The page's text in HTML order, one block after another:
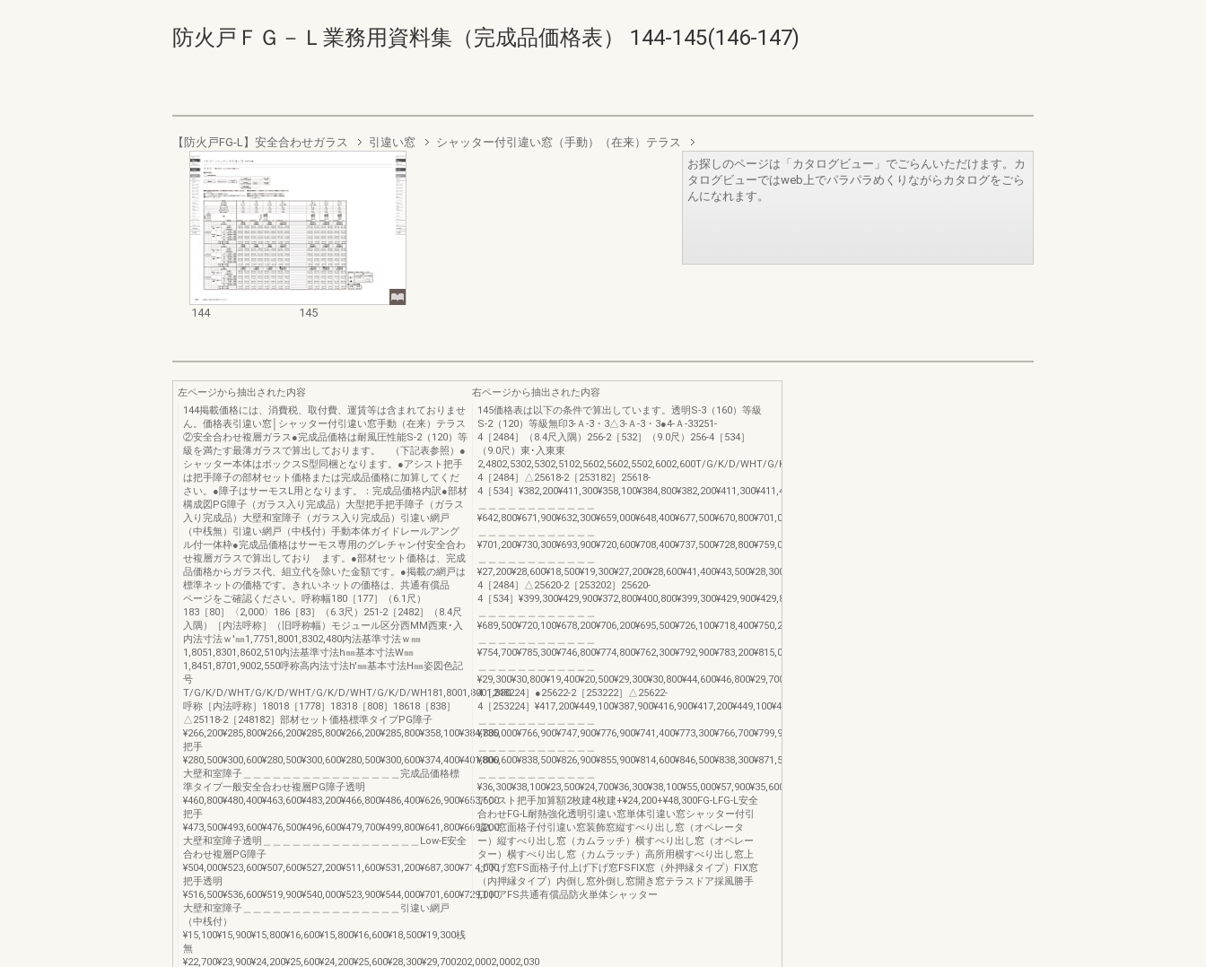
防火戸ＦＧ－Ｌ業務用資料集（完成品価格表） 144-145(146-147)
【防火戸FG-L】安全合わせガラス 引違い窓 シャッター付引違い窓（手動）（在来）テラス
144 145
お探しのページは「カタログビュー」でごらんいただけます。カ
タログビューではweb上でパラパラめくりながらカタログをごら
んになれます。
左ページから抽出された内容
144掲載価格には、消費税、取付費、運賃等は含まれておりませ
ん。価格表引違い窓│シャッター付引違い窓手動（在来）テラス
②安全合わせ複層ガラス●完成品価格は耐風圧性能S-2（120）等
級を満たす最薄ガラスで算出しております。 （下記表参照）●
シャッター本体はボックスS型同梱となります。●アシスト把手
は把手障子の部材セット価格または完成品価格に加算してくだ
さい。●障子はサーモスL用となります。：完成品価格内訳●部材
構成図PG障子（ガラス入り完成品）大型把手把手障子（ガラス
入り完成品）大壁和室障子（ガラス入り完成品）引違い網戸
（中桟無）引違い網戸（中桟付）手動本体ガイドレールアング
ル付一体枠●完成品価格はサーモス専用のグレチャン付安全合わ
せ複層ガラスで算出しており ます。●部材セット価格は、完成
品価格からガラス代、組立代を除いた金額です。●掲載の網戸は
標準ネットの価格です。きれいネットの価格は、共通有償品
ページをご確認ください。呼称幅180［177］（6.1尺）
183［80］〈2,000〉186［83］（6.3尺）251-2［2482］（8.4尺
入隅）［内法呼称］（旧呼称幅）モジュール区分西MM西東･入
内法寸法ｗ'㎜1,7751,8001,8302,480内法基準寸法ｗ㎜
1,8051,8301,8602,510内法基準寸法h㎜基本寸法W㎜
1,8451,8701,9002,550呼称高内法寸法h'㎜基本寸法H㎜姿図色記
号
T/G/K/D/WHT/G/K/D/WHT/G/K/D/WHT/G/K/D/WH181,8001,8001,830
呼称［内法呼称］18018［1778］18318［808］18618［838］
△25118-2［248182］部材セット価格標準タイプPG障子
¥266,200¥285,800¥266,200¥285,800¥266,200¥285,800¥358,100¥384,800
把手
¥280,500¥300,600¥280,500¥300,600¥280,500¥300,600¥374,400¥401,800
大壁和室障子＿＿＿＿＿＿＿＿＿＿＿＿＿＿＿＿完成品価格標
準タイプ一般安全合わせ複層PG障子透明
¥460,800¥480,400¥463,600¥483,200¥466,800¥486,400¥626,900¥653,600
把手
¥473,500¥493,600¥476,500¥496,600¥479,700¥499,800¥641,800¥669,200
大壁和室障子透明＿＿＿＿＿＿＿＿＿＿＿＿＿＿＿＿Low-E安全
合わせ複層PG障子
¥504,000¥523,600¥507,600¥527,200¥511,600¥531,200¥687,300¥714,000
把手透明
¥516,500¥536,600¥519,900¥540,000¥523,900¥544,000¥701,600¥729,000
大壁和室障子＿＿＿＿＿＿＿＿＿＿＿＿＿＿＿＿引違い網戸
（中桟付）
¥15,100¥15,900¥15,800¥16,600¥15,800¥16,600¥18,500¥19,300桟
無
¥22,700¥23,900¥24,200¥25,600¥24,200¥25,600¥28,300¥29,700202,0002,0002,030
右ページから抽出された内容
145価格表は以下の条件で算出しています。透明S-3（160）等級
S-2（120）等級無印3-Ａ-3・3△3-Ａ-3・3●4-Ａ-33251-
4［2484］（8.4尺入隅）256-2［532］（9.0尺）256-4［534］
（9.0尺）東･入東東
2,4802,5302,5302,5102,5602,5602,5502,6002,600T/G/K/D/WHT/G/K/D/WHT/G/K/D/WH25118-
4［2484］△25618-2［253182］25618-
4［534］¥382,200¥411,300¥358,100¥384,800¥382,200¥411,300¥411,400¥441,600¥374,400¥401,800¥411,400¥441,600
¥642,800¥671,900¥632,300¥659,000¥648,400¥677,500¥670,800¥701,000¥647,200¥674,600¥676,000¥706,200
¥701,200¥730,300¥693,900¥720,600¥708,400¥737,500¥728,800¥759,000¥708,200¥735,600¥735,200¥765,400
¥27,200¥28,600¥18,500¥19,300¥27,200¥28,600¥41,400¥43,500¥28,300¥29,700¥41,400¥43,50025120-
4［2484］△25620-2［253202］25620-
4［534］¥399,300¥429,900¥372,800¥400,800¥399,300¥429,900¥429,800¥461,600¥389,700¥418,400¥429,800¥461,600
¥689,500¥720,100¥678,200¥706,200¥695,500¥726,100¥718,400¥750,200¥693,500¥722,200¥724,400¥756,200
¥754,700¥785,300¥746,800¥774,800¥762,300¥792,900¥783,200¥815,000¥761,700¥790,400¥790,400¥822,200
¥29,300¥30,800¥19,400¥20,500¥29,300¥30,800¥44,600¥46,800¥29,700¥31,200¥44,600¥46,800△25122-
4［248224］●25622-2［253222］△25622-
4［253224］¥417,200¥449,100¥387,900¥416,900¥417,200¥449,100¥448,900¥482,100¥405,800¥435,600¥448,900¥482,100
¥735,000¥766,900¥747,900¥776,900¥741,400¥773,300¥766,700¥799,900¥765,800¥795,600¥773,100¥806,300
¥806,600¥838,500¥826,900¥855,900¥814,600¥846,500¥838,300¥871,500¥844,800¥874,600¥846,300¥879,500
¥36,300¥38,100¥23,500¥24,700¥36,300¥38,100¥55,000¥57,900¥35,600¥37,500¥55,000¥57,900●
アシスト把手加算額2枚建4枚建+¥24,200+¥48,300FG-LFG-L安全
合わせFG-L耐熱強化透明引違い窓単体引違い窓シャッター付引
違い窓面格子付引違い窓装飾窓縦すべり出し窓（オペレータ
ー）縦すべり出し窓（カムラッチ）横すべり出し窓（オペレー
ター）横すべり出し窓（カムラッチ）高所用横すべり出し窓上
げ下げ窓FS面格子付上げ下げ窓FSFIX窓（外押縁タイプ）FIX窓
（内押縁タイプ）内倒し窓外倒し窓開き窓テラスドア採風勝手
口ドアFS共通有償品防火単体シャッター